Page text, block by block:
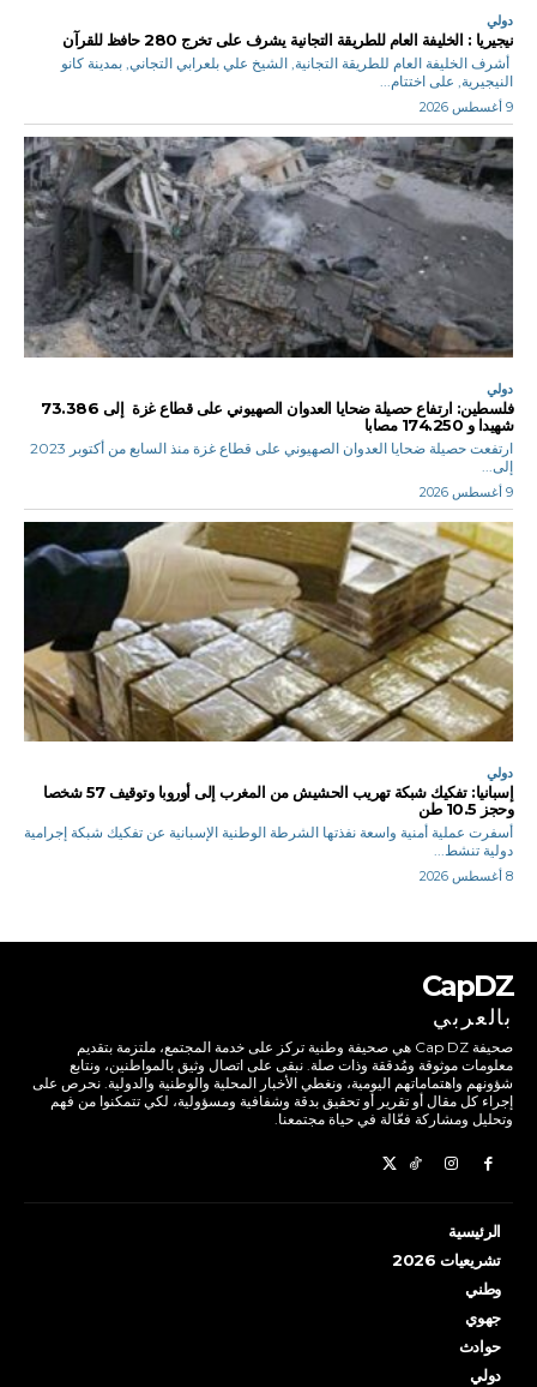
دولي
نيجيريا : الخليفة العام للطريقة التجانية يشرف على تخرج 280 حافظ للقرآن
أشرف الخليفة العام للطريقة التجانية, الشيخ علي بلعرابي التجاني, بمدينة كانو
النيجيرية, على اختتام...
9 أغسطس 2026
دولي
فلسطين: ارتفاع حصيلة ضحايا العدوان الصهيوني على قطاع غزة إلى 73.386
شهيدا و 174.250 مصابا
ارتفعت حصيلة ضحايا العدوان الصهيوني على قطاع غزة منذ السابع من أكتوبر 2023
إلى...
9 أغسطس 2026
دولي
إسبانيا: تفكيك شبكة تهريب الحشيش من المغرب إلى أوروبا وتوقيف 57 شخصا
وحجز 10.5 طن
أسفرت عملية أمنية واسعة نفذتها الشرطة الوطنية الإسبانية عن تفكيك شبكة إجرامية
دولية تنشط...
8 أغسطس 2026
CapDZ
بالعربي
صحيفة Cap DZ هي صحيفة وطنية تركز على خدمة المجتمع، ملتزمة بتقديم
معلومات موثوقة ومُدققة وذات صلة. نبقى على اتصال وثيق بالمواطنين، ونتابع
شؤونهم واهتماماتهم اليومية، ونغطي الأخبار المحلية والوطنية والدولية. نحرص على
إجراء كل مقال أو تقرير أو تحقيق بدقة وشفافية ومسؤولية، لكي تتمكنوا من فهم
وتحليل ومشاركة فعّالة في حياة مجتمعنا.
الرئيسية
تشريعيات 2026
وطني
جهوي
حوادث
دولي